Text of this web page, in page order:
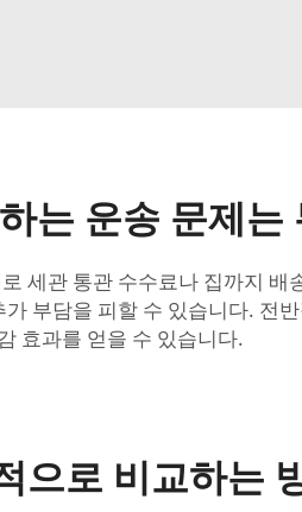
는 운송 문제는
세관 통관 수수료나 집까지
부담을 피할 수 있습니다. 전
효과를 얻을 수 있습니다.
으로 비교하는